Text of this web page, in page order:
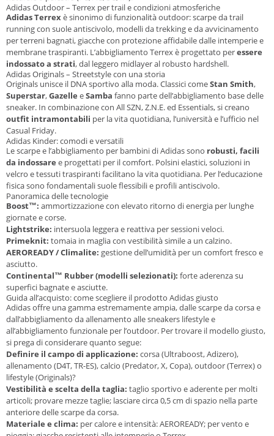
Adidas Outdoor – Terrex per trail e condizioni atmosferiche
Adidas Terrexè sinonimo di funzionalità outdoor: scarpe da trail
running con suole antiscivolo, modelli da trekking e da avvicinamento
per terreni bagnati, giacche con protezione affidabile dalle intemperie e
membrane traspiranti. L’abbigliamento Terrex è progettato peressere
indossato a strati, dal leggero midlayer al robusto hardshell.
Adidas Originals – Streetstyle con una storia
Originals unisce il DNA sportivo alla moda. Classici comeStan Smith,
Superstar,Gazelle eSamba fanno parte dell’abbigliamento base delle
sneaker. In combinazione con All SZN, Z.N.E. ed Essentials, si creano
outfit intramontabili per la vita quotidiana, l’università e l’ufficio nel
Casual Friday.
Adidas Kinder: comodi e versatili
Le scarpe e l’abbigliamento per bambini di Adidas sono robusti, facili
da indossare e progettati per il comfort. Polsini elastici, soluzioni in
velcro e tessuti traspiranti facilitano la vita quotidiana. Per l’educazione
fisica sono fondamentali suole flessibili e profili antiscivolo.
Panoramica delle tecnologie
Boost™: ammortizzazione con elevato ritorno di energia per lunghe
giornate e corse.
Lightstrike: intersuola leggera e reattiva per sessioni veloci.
Primeknit: tomaia in maglia con vestibilità simile a un calzino.
AEROREADY / Climalite: gestione dell’umidità per un comfort fresco e
asciutto.
Continental™ Rubber (modelli selezionati): forte aderenza su
superfici bagnate e asciutte.
Guida all’acquisto: come scegliere il prodotto Adidas giusto
Adidas offre una gamma estremamente ampia, dalle scarpe da corsa e
dall’abbigliamento da allenamento alle sneakers lifestyle e
all’abbigliamento funzionale per l’outdoor. Per trovare il modello giusto,
si prega di considerare quanto segue:
Definire il campo di applicazione: corsa(Ultraboost, Adizero),
allenamento (D4T, TR-ES),calcio (Predator, X, Copa),outdoor(Terrex) o
lifestyle(Originals)?
Vestibilità e scelta della taglia: taglio sportivo e aderente per molti
articoli; provare mezze taglie; lasciare circa 0,5 cm di spazio nella parte
anteriore delle scarpe da corsa.
Materiale e clima: per calore e intensità: AEROREADY; per vento e